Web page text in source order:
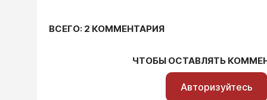
ВСЕГО: 2 КОММЕНТАРИЯ
ЧТОБЫ ОСТАВЛЯТЬ
Авторизуйтесь